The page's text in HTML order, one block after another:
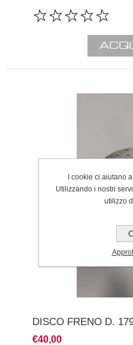
DISCO FRENO D.
€40,00
I cookie ci aiutano
Utilizzando i nostri
utilizzo